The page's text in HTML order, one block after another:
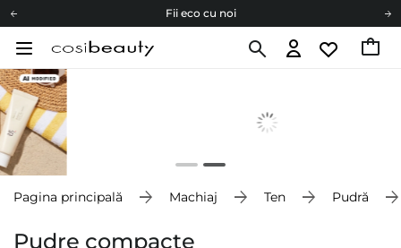
Fii eco cu noi
Pagina principală Machiaj Ten Pudră
Pudre compacte